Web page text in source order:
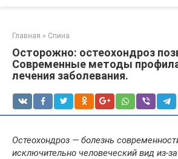
Главная » Спина
Осторожно: остеохондроз
Современные методы
лечения заболевания.
Остеохондроз — болезнь
исключительно человеческий вид из-